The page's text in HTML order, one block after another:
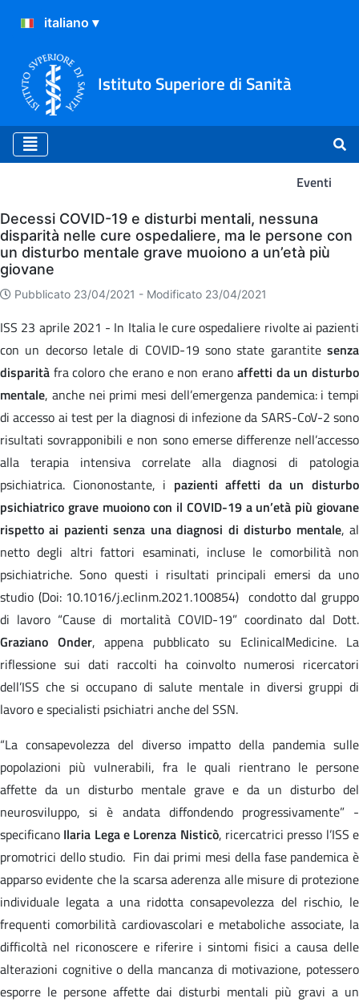
Istituto Superiore di Sanità
Eventi
Eventi
Decessi COVID-19 e disturbi mentali, nessuna
disparità nelle cure ospedaliere, ma le persone con
un disturbo mentale grave muoiono a un’età più
giovane
Pubblicato 23/04/2021 - Modificato 23/04/2021
ISS 23 aprile 2021 - In Italia le cure ospedaliere rivolte ai pazienti
con un decorso letale di COVID-19 sono state garantite senza
disparità fra coloro che erano e non erano affetti da un disturbo
mentale, anche nei primi mesi dell’emergenza pandemica: i tempi
di accesso ai test per la diagnosi di infezione da SARS-CoV-2 sono
risultati sovrapponibili e non sono emerse differenze nell’accesso
alla terapia intensiva correlate alla diagnosi di patologia
psichiatrica. Ciononostante, i pazienti affetti da un disturbo
psichiatrico grave muoiono con il COVID-19 a un’età più giovane
rispetto ai pazienti senza una diagnosi di disturbo mentale, al
netto degli altri fattori esaminati, incluse le comorbilità non
psichiatriche. Sono questi i risultati principali emersi da uno
studio (Doi: 10.1016/j.eclinm.2021.100854) condotto dal gruppo
di lavoro “Cause di mortalità COVID-19” coordinato dal Dott.
Graziano Onder, appena pubblicato su EclinicalMedicine. La
riflessione sui dati raccolti ha coinvolto numerosi ricercatori
dell’ISS che si occupano di salute mentale in diversi gruppi di
lavoro e specialisti psichiatri anche del SSN.
“La consapevolezza del diverso impatto della pandemia sulle
popolazioni più vulnerabili, fra le quali rientrano le persone
affette da un disturbo mentale grave e da un disturbo del
neurosviluppo, si è andata diffondendo progressivamente” -
specificano Ilaria Lega e Lorenza Nisticò, ricercatrici presso l’ISS e
promotrici dello studio. Fin dai primi mesi della fase pandemica è
apparso evidente che la scarsa aderenza alle misure di protezione
individuale legata a una ridotta consapevolezza del rischio, le
frequenti comorbilità cardiovascolari e metaboliche associate, la
difficoltà nel riconoscere e riferire i sintomi fisici a causa delle
alterazioni cognitive o della mancanza di motivazione, potessero
esporre le persone affette dai disturbi mentali più gravi a un